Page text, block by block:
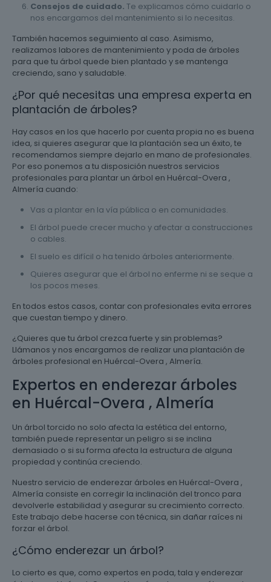
Consejos de cuidado. Te explicamos cómo cuidarlo o
nos encargamos del mantenimiento si lo necesitas.
También hacemos seguimiento al caso. Asimismo,
realizamos labores de mantenimiento y poda de árboles
para que tu árbol quede bien plantado y se mantenga
creciendo, sano y saludable.
¿Por qué necesitas una empresa experta en
plantación de árboles?
Hay casos en los que hacerlo por cuenta propia no es buena
idea, si quieres asegurar que la plantación sea un éxito, te
recomendamos siempre dejarlo en mano de profesionales.
Por eso ponemos a tu disposición nuestros servicios
profesionales para plantar un árbol en Huércal-Overa ,
Almería cuando:
Vas a plantar en la vía pública o en comunidades.
El árbol puede crecer mucho y afectar a construcciones
o cables.
El suelo es difícil o ha tenido árboles anteriormente.
Quieres asegurar que el árbol no enferme ni se seque a
los pocos meses.
En todos estos casos, contar con profesionales evita errores
que cuestan tiempo y dinero.
¿Quieres que tu árbol crezca fuerte y sin problemas?
Llámanos y nos encargamos de realizar una plantación de
árboles profesional en Huércal-Overa , Almería.
Expertos en enderezar árboles
en Huércal-Overa , Almería
Un árbol torcido no solo afecta la estética del entorno,
también puede representar un peligro si se inclina
demasiado o si su forma afecta la estructura de alguna
propiedad y continúa creciendo.
Nuestro servicio de enderezar árboles en Huércal-Overa ,
Almería consiste en corregir la inclinación del tronco para
devolverle estabilidad y asegurar su crecimiento correcto.
Este trabajo debe hacerse con técnica, sin dañar raíces ni
forzar el árbol.
¿Cómo enderezar un árbol?
Lo cierto es que, como expertos en poda, tala y enderezar